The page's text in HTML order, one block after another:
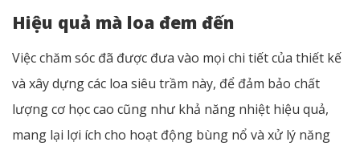
Hiệu quả mà loa đem đến
Việc chăm sóc đã được đưa vào mọi chi tiết của thiết kế
và xây dựng các loa siêu trầm này, để đảm bảo chất
lượng cơ học cao cũng như khả năng nhiệt hiệu quả,
mang lại lợi ích cho hoạt động bùng nổ và xử lý năng